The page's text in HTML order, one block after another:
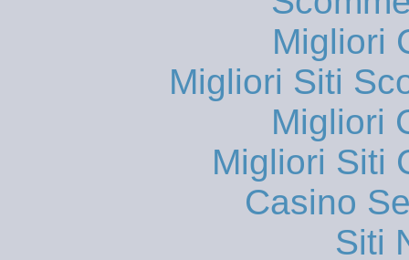
Migliori
Migliori Siti
Migliori
Migliori Siti
Casino
Siti